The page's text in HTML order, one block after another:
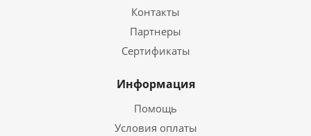
Контакты
Партнеры
Сертификаты
Информация
Помощь
Условия оплаты